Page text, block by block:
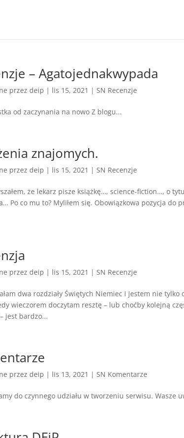
– Agatojednakwypada
przezdeip | lis 15, 2021 |SN Recenzje
od zaczynania na nowo Z blogu...
znajomych.
przezdeip | lis 15, 2021 |SN Recenzje
że lekarz pisze książkę…, science-fiction…, o
Po co mu to? Myliłem się. Obowiązkowa pozycja do
przezdeip | lis 15, 2021 |SN Recenzje
dwa rozdziały Świętych Niemiec i jestem nie
wieczorem doczytam resztę – lub choćby kolejną
jest bardzo...
przezdeip | lis 13, 2021 |SN Komentarze
do czynnego udziału w tworzeniu serwisu. Wasze